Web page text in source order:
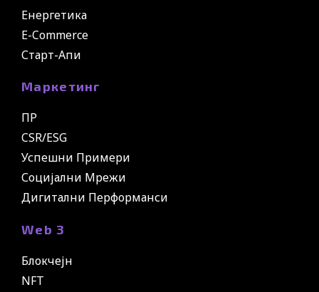
Енергетика
E-Commerce
Старт-Апи
Маркетинг
ПР
CSR/ESG
Успешни Примери
Социјални Мрежи
Дигитални Перформанси
Web 3
Блокчејн
NFT